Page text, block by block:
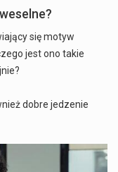
się motyw
jest ono takie
dobre jedzenie